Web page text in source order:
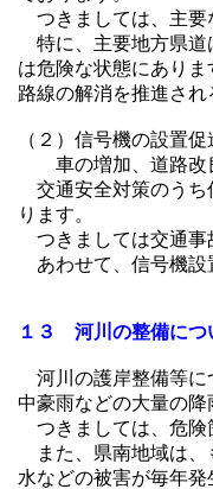
つきましては、主要
特に、主要地方県道
は危険な状態にあり
路線の解消を推進され
（２）信号機の設置
車の増加、道路改良
交通安全対策のうち
ります。
つきましては交通事
あわせて、信号機設
１３ 河川の整備につ
河川の護岸整備等に
中豪雨などの大量の
つきましては、危険
また、県南地域は、
水などの被害が毎年発